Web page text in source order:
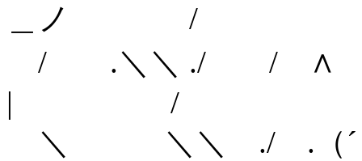
＿ノ /
/ .＼＼ ./
| /
＼ ＼＼ ./ .（´